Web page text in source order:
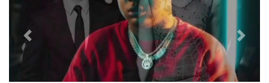
Previous Next